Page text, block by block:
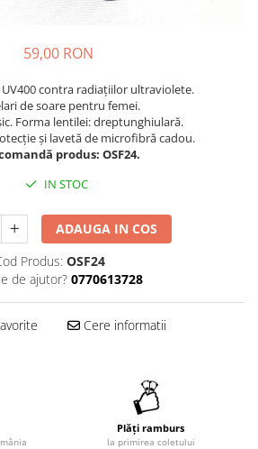
finet
59,00 RON
contra radiațiilor ultraviolete.
de soare pentru femei.
Forma lentilei: dreptunghiulară.
și lavetă de microfibră cadou.
produs: OSF24.
IN STOC
ADAUGA IN COS
Produs: OSF24
de ajutor? 0770613728
Cere informatii
Plăți ramburs
la primirea coletului